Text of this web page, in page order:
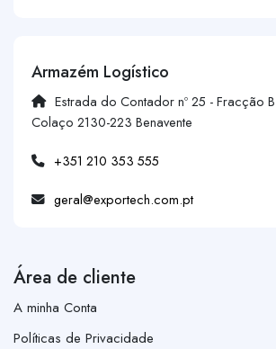
Armazém Logístico
Estrada do Contador nº 25 - Fracção
Colaço 2130-223 Benavente
+351 210 353 555
geral@exportech.com.pt
Área de cliente
A minha Conta
Políticas de Privacidade